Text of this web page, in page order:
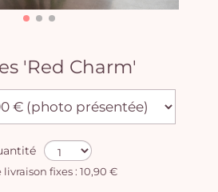
'Red Charm'
livraison fixes : 10,90 €